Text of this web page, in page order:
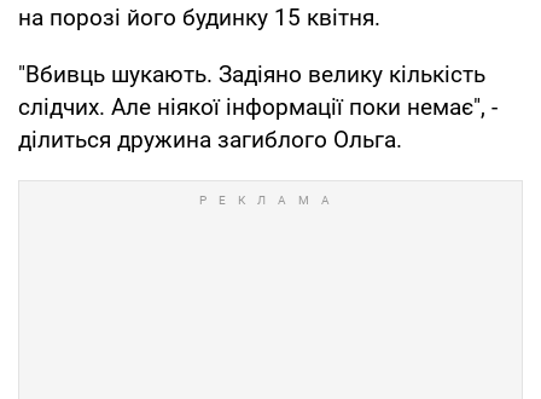
на порозі його будинку 15 квітня.
"Вбивць шукають. Задіяно велику кількість
слідчих. Але ніякої інформації поки немає", -
ділиться дружина загиблого Ольга.